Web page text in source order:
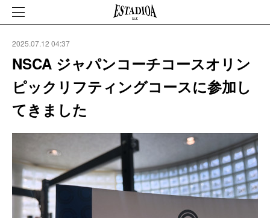
2025.07.12 04:37
NSCA ジャパンコーチコースオリン
ピックリフティングコースに参加し
てきました